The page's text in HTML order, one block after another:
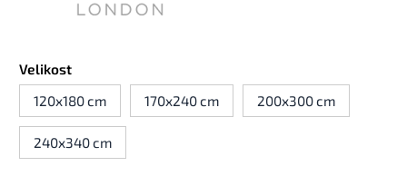
Velikost
120x180 cm
170x240 cm 200x300 cm
240x340 cm